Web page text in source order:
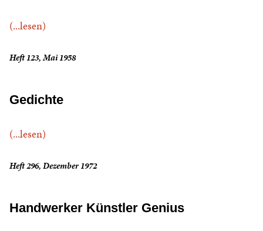
(...lesen)
Heft 123, Mai 1958
Gedichte
(...lesen)
Heft 296, Dezember 1972
Handwerker Künstler Genius